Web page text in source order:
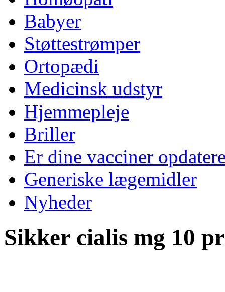
Babyer
Støttestrømper
Ortopædi
Medicinsk udstyr
Hjemmepleje
Briller
Er dine vacciner
Generiske lægemidler
Nyheder
Sikker cialis mg 10